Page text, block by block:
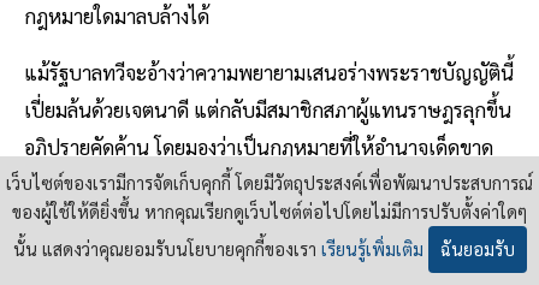
กฎหมายใดมาลบล้างได้
แม้รัฐบาลทวีจะอ้างว่าความพยายามเสนอร่างพระราชบัญญัตินี้
เปี่ยมล้นด้วยเจตนาดี แต่กลับมีสมาชิกสภาผู้แทนราษฎรลุกขึ้น
อภิปรายคัดค้าน โดยมองว่าเป็นกฎหมายที่ให้อำนาจเด็ดขาด
แก่รัฐบาลมากเกินไป ความคิดที่จะให้ประชาชนเป็นโจทก์ฟ้อง
ข้าราชการได้นั้นเป็นสิ่งที่ดี แต่การให้รัฐมนตรีชี้ขาดอาจ
เป็นการใช้อำนาจมากเกินไป ที่สำคัญจะต้องพิจารณาอย่าง
เว็บไซต์ของเรามีการจัดเก็บคุกกี้ โดยมีวัตถุประสงค์เพื่อพัฒนาประสบการณ์
ของผู้ใช้ให้ดียิ่งขึ้น หากคุณเรียกดูเว็บไซต์ต่อไปโดยไม่มีการปรับตั้งค่าใดๆ
นั้น แสดงว่าคุณยอมรับนโยบายคุกกี้ของเรา เรียนรู้เพิ่มเติม ฉันยอมรับ